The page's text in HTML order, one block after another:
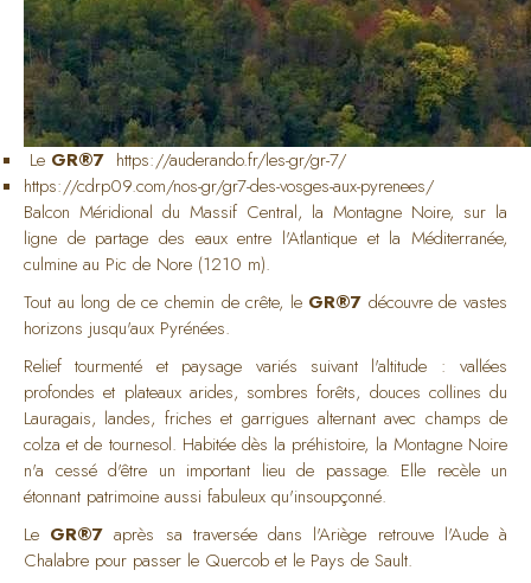
Le GR®7 https://auderando.fr/les-gr/gr-7/
https://cdrp09.com/nos-gr/gr7-des-vosges-aux-pyrenees/
Balcon Méridional du Massif Central, la Montagne Noire, sur la
ligne de partage des eaux entre l'Atlantique et la Méditerranée,
culmine au Pic de Nore (1210 m).
Tout au long de ce chemin de crête, le GR®7 découvre de vastes
horizons jusqu'aux Pyrénées.
Relief tourmenté et paysage variés suivant l'altitude : vallées
profondes et plateaux arides, sombres forêts, douces collines du
Lauragais, landes, friches et garrigues alternant avec champs de
colza et de tournesol. Habitée dès la préhistoire, la Montagne Noire
n'a cessé d'être un important lieu de passage. Elle recèle un
étonnant patrimoine aussi fabuleux qu'insoupçonné.
Le GR®7 après sa traversée dans l'Ariège retrouve l'Aude à
Chalabre pour passer le Quercob et le Pays de Sault.